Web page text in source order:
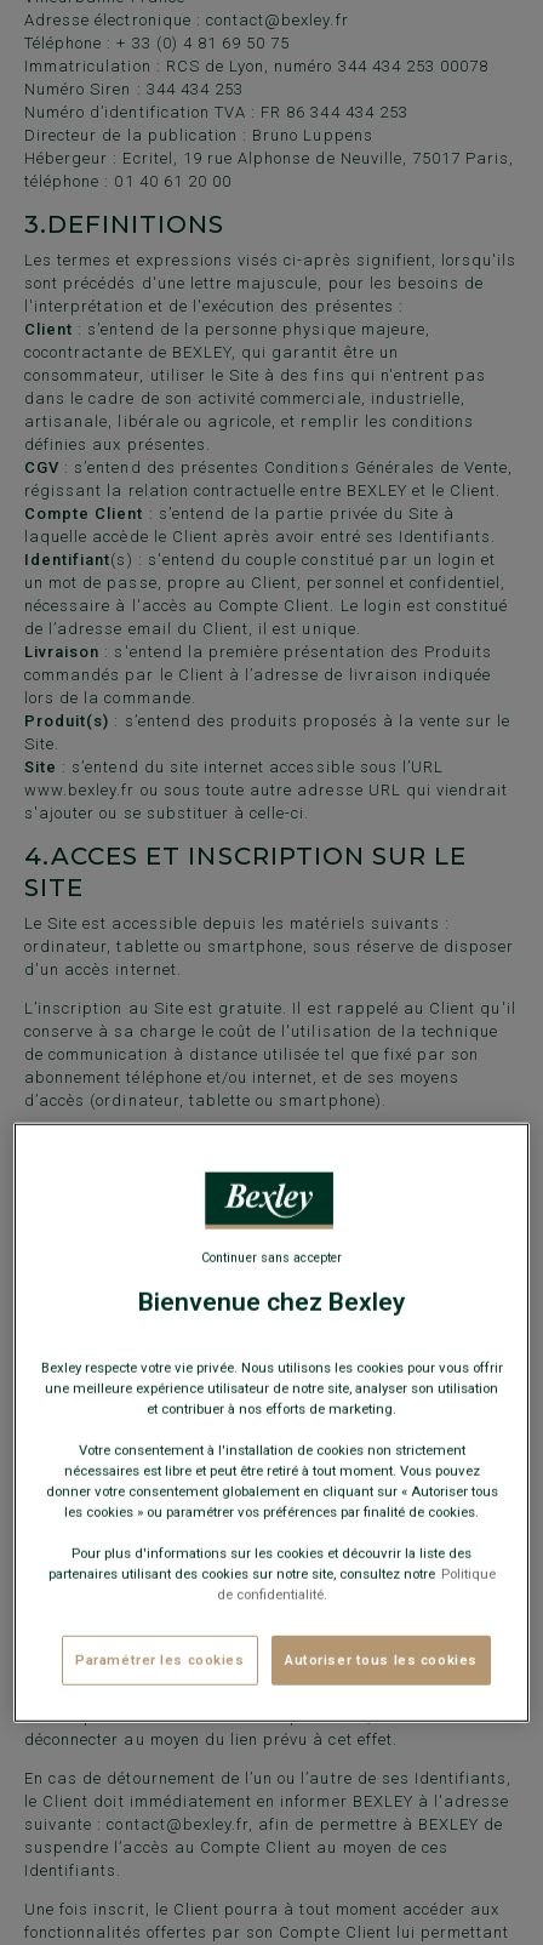
Adresse électronique : contact@bexley.fr
Téléphone : + 33 (0) 4 81 69 50 75
Immatriculation : RCS de Lyon, numéro 344 434 253 00078
Numéro Siren : 344 434 253
Numéro d’identification TVA : FR 86 344 434 253
Directeur de la publication : Bruno Luppens
Hébergeur : Ecritel, 19 rue Alphonse de Neuville, 75017 Paris,
téléphone : 01 40 61 20 00
3.DEFINITIONS
Les termes et expressions visés ci-après signifient, lorsqu'ils
sont précédés d'une lettre majuscule, pour les besoins de
l'interprétation et de l'exécution des présentes :
Client : s’entend de la personne physique majeure,
cocontractante de BEXLEY, qui garantit être un
consommateur, utiliser le Site à des fins qui n'entrent pas
dans le cadre de son activité commerciale, industrielle,
artisanale, libérale ou agricole, et remplir les conditions
définies aux présentes.
CGV : s’entend des présentes Conditions Générales de Vente,
régissant la relation contractuelle entre BEXLEY et le Client.
Compte Client : s’entend de la partie privée du Site à
laquelle accède le Client après avoir entré ses Identifiants.
Identifiant(s) : s'entend du couple constitué par un login et
un mot de passe, propre au Client, personnel et confidentiel,
nécessaire à l'accès au Compte Client. Le login est constitué
de l’adresse email du Client, il est unique.
Livraison : s'entend la première présentation des Produits
commandés par le Client à l’adresse de livraison indiquée
lors de la commande.
Produit(s) : s’entend des produits proposés à la vente sur le
Site.
Site : s’entend du site internet accessible sous l’URL
www.bexley.fr ou sous toute autre adresse URL qui viendrait
s'ajouter ou se substituer à celle-ci.
4.ACCES ET INSCRIPTION SUR LE
SITE
Le Site est accessible depuis les matériels suivants :
ordinateur, tablette ou smartphone, sous réserve de disposer
d'un accès internet.
L’inscription au Site est gratuite. Il est rappelé au Client qu'il
conserve à sa charge le coût de l'utilisation de la technique
de communication à distance utilisée tel que fixé par son
abonnement téléphone et/ou internet, et de ses moyens
d’accès (ordinateur, tablette ou smartphone).
formulaire prévu à cet effet. Le Client doit renseigner tous les
champs mentionnés comme obligatoires au moyen du signe *.
A cette condition, et sous réserve que l’adresse email fournie
soit valide et unique, le Client reçoit un email de confirmation
exactes, et à les mettre à jour en tant que de besoin, en se
connectant à son Compte Client.
exclusivement personnelle et non commerciale, ainsi qu’à
respecter l’ensemble des lois et règlements en vigueur.
BEXLEY se réserve la possibilité, à sa seule discrétion, avec
ou sans préavis, notamment en cas de violation de l’une
de supprimer ou de suspendre, de façon temporaire ou
définitive, l’accès au Compte Client par le Client auteur de la
informations stockées sur le Compte Client, le Client s’engage
de chaque utilisation de son Compte Client, le Client doit se
déconnecter au moyen du lien prévu à cet effet.
En cas de détournement de l’un ou l’autre de ses Identifiants,
le Client doit immédiatement en informer BEXLEY à l'adresse
suivante :contact@bexley.fr, afin de permettre à BEXLEY de
suspendre l’accès au Compte Client au moyen de ces
Identifiants.
Une fois inscrit, le Client pourra à tout moment accéder aux
fonctionnalités offertes par son Compte Client lui permettant
Bienvenue chez Bexley
Bexley respecte votre vie privée. Nous utilisons les cookies pour vous offrir
une meilleure expérience utilisateur de notre site, analyser son utilisation
et contribuer à nos efforts de marketing.
Votre consentement à l'installation de cookies non strictement
nécessaires est libre et peut être retiré à tout moment. Vous pouvez
donner votre consentement globalement en cliquant sur « Autoriser tous
les cookies » ou paramétrer vos préférences par finalité de cookies.
Pour plus d'informations sur les cookies et découvrir la liste des
partenaires utilisant des cookies sur notre site, consultez notre Politique
de confidentialité.
Paramétrer les cookies Autoriser tous les cookies
Continuer sans accepter